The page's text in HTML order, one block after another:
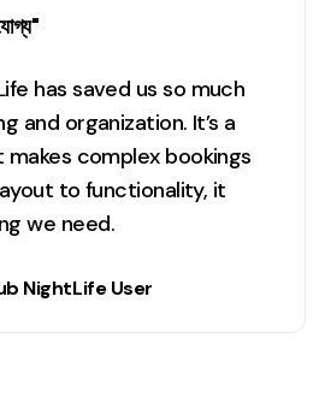
has saved us so much
and organization. It’s a
complex bookings
to functionality, it
we need.
NightLife User